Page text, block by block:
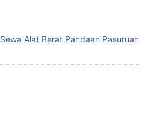
Sewa Alat Berat Pandaan Pasuruan